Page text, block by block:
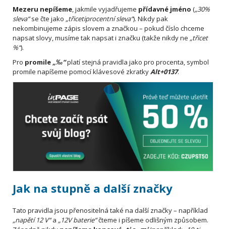
Mezeru nepíšeme, jakmile vyjadřujeme přídavné jméno („30%
sleva“se čte jako „třicetiprocentní sleva“). Nikdy pak
nekombinujeme zápis slovem a značkou – pokud číslo chceme
napsat slovy, musíme tak napsat i značku (takže nikdy ne „třicet
%“).
Pro promile „‰“platí stejná pravidla jako pro procenta, symbol
promile napíšeme pomocí klávesové zkratkyAlt+0137.
Jak na stupně a další značky
Tato pravidla jsou přenositelná také na další značky – například
„napětí 12 V“a „12V baterie“čteme i píšeme odlišným způsobem.